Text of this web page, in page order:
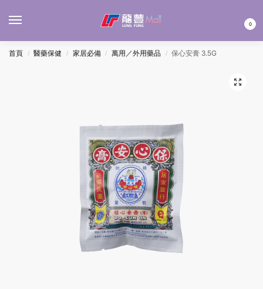
0
首頁 / 醫藥保健 / 家居必備 / 萬用／外用藥品 / 保心安膏 3.5G